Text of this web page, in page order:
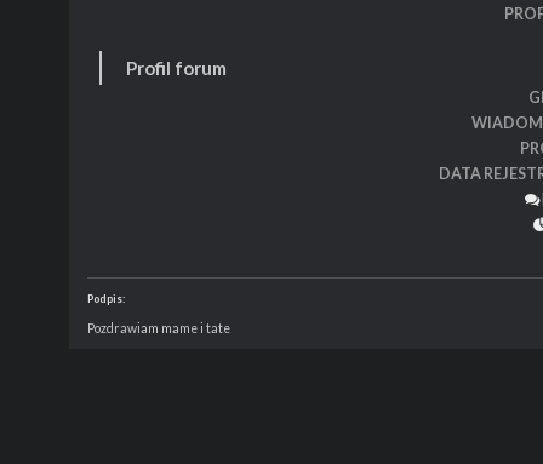
Profil forum
DATA
Podpis:
Pozdrawiam mame i tate